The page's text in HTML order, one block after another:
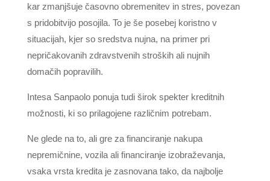
kar zmanjšuje časovno obremenitev in stres, povezan
s pridobitvijo posojila. To je še posebej koristno v
situacijah, kjer so sredstva nujna, na primer pri
nepričakovanih zdravstvenih stroških ali nujnih
domačih popravilih.
Intesa Sanpaolo ponuja tudi širok spekter kreditnih
možnosti, ki so prilagojene različnim potrebam.
Ne glede na to, ali gre za financiranje nakupa
nepremičnine, vozila ali financiranje izobraževanja,
vsaka vrsta kredita je zasnovana tako, da najbolje